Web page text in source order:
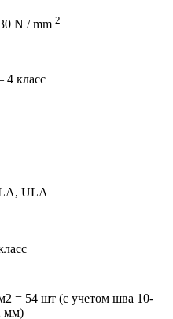
N / mm 2
4 класс
ULA
= 54 шт (с учетом шва 10-
мм)